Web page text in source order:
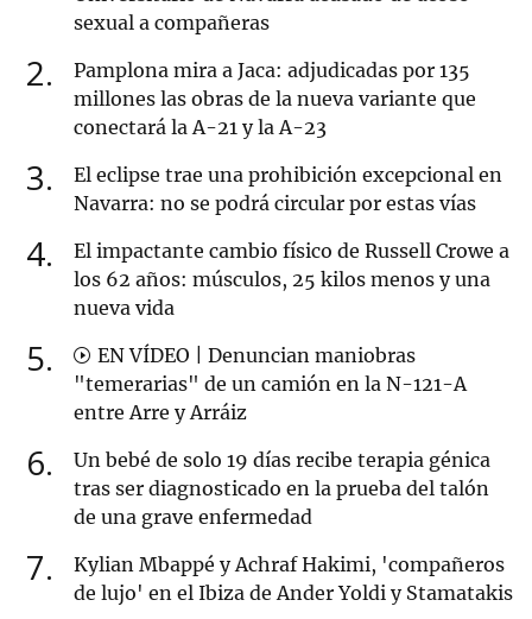
sexual a compañeras
2
Pamplona mira a Jaca: adjudicadas por 135
millones las obras de la nueva variante que
conectará la A-21 y la A-23
3
El eclipse trae una prohibición excepcional en
Navarra: no se podrá circular por estas vías
4
El impactante cambio físico de Russell Crowe a
los 62 años: músculos, 25 kilos menos y una
nueva vida
5
EN VÍDEO | Denuncian maniobras
"temerarias" de un camión en la N-121-A
entre Arre y Arráiz
6
Un bebé de solo 19 días recibe terapia génica
tras ser diagnosticado en la prueba del talón
de una grave enfermedad
7
Kylian Mbappé y Achraf Hakimi, 'compañeros
de lujo' en el Ibiza de Ander Yoldi y Stamatakis